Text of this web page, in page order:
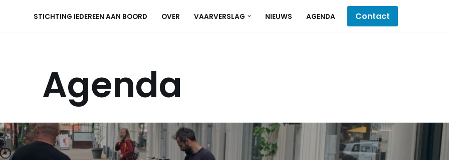
STICHTING IEDEREEN AAN BOORD OVER VAARVERSLAG NIEUWS AGENDA Contact
Agenda